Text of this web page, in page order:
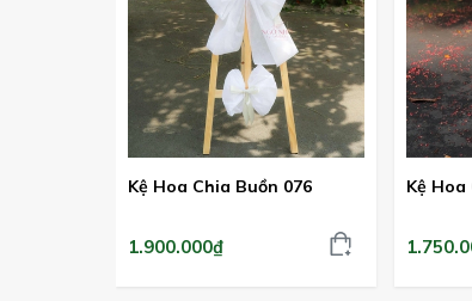
Kệ Hoa Chia Buồn 076
1.900.000₫
Kệ Hoa